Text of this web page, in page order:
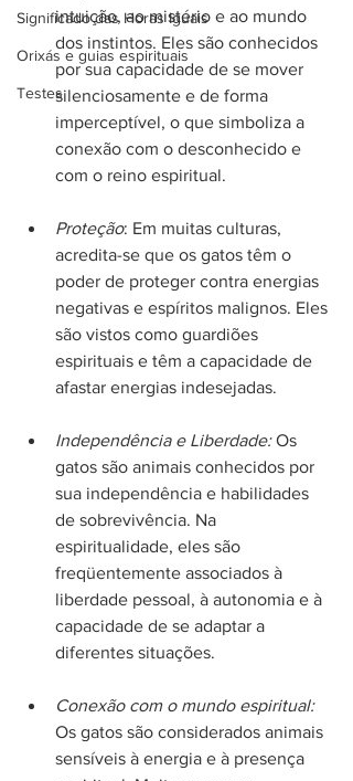
Significado das Horas Iguais
Orixás e guias espirituais
Testes
intuição, ao mistério e ao mundo
dos instintos. Eles são conhecidos
por sua capacidade de se mover
silenciosamente e de forma
imperceptível, o que simboliza a
conexão com o desconhecido e
com o reino espiritual.
Proteção: Em muitas culturas,
acredita-se que os gatos têm o
poder de proteger contra energias
negativas e espíritos malignos. Eles
são vistos como guardiões
espirituais e têm a capacidade de
afastar energias indesejadas.
Independência e Liberdade: Os
gatos são animais conhecidos por
sua independência e habilidades
de sobrevivência. Na
espiritualidade, eles são
freqüentemente associados à
liberdade pessoal, à autonomia e à
capacidade de se adaptar a
diferentes situações.
Conexão com o mundo espiritual:
Os gatos são considerados animais
sensíveis à energia e à presença